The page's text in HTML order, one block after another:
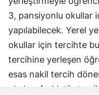
3, pansiyonlu okullar
yapılabilecek. Yerel
okullar için tercihte
tercihine yerleşen
esas nakil tercih
okul ve farklı tür